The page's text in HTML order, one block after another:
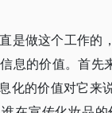
是做这个工作的
息的价值。首先
化的价值对它来